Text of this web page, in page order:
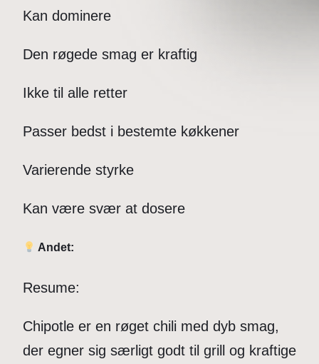
Kan dominere
Den røgede smag er kraftig
Ikke til alle retter
Passer bedst i bestemte køkkener
Varierende styrke
Kan være svær at dosere
Andet:
Resume:
Chipotle er en røget chili med dyb smag,
der egner sig særligt godt til grill og kraftige